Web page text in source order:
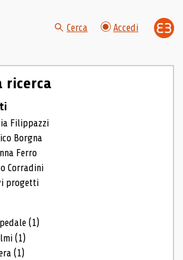
Cerca Accedi
ricerca
Filippazzi
Borgna
Ferro
Corradini
progetti
(1)
(1)
(1)